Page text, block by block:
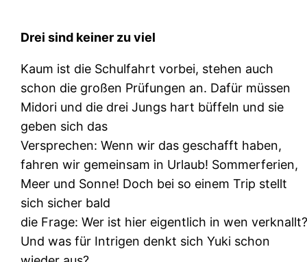
Drei sind keiner zu viel
Kaum ist die Schulfahrt vorbei, stehen auch
schon die großen Prüfungen an. Dafür müssen
Midori und die drei Jungs hart büffeln und sie
geben sich das
Versprechen: Wenn wir das geschafft haben,
fahren wir gemeinsam in Urlaub! Sommerferien,
Meer und Sonne! Doch bei so einem Trip stellt
sich sicher bald
die Frage: Wer ist hier eigentlich in wen
Und was für Intrigen denkt sich Yuki schon